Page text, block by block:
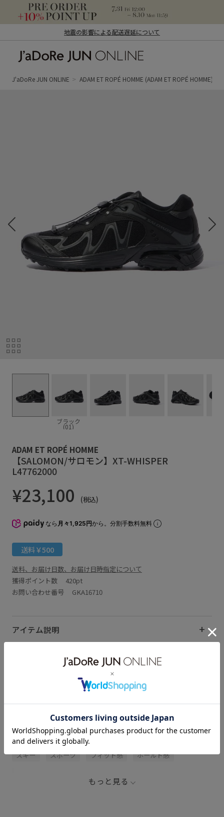
地震の影響による配送遅延について
ン オンライン）
J'aDoRe JUN ONLINE ADAM ET ROPÉ HOMME (ADAM ET ROPÉ HOMME)
ブラック
(01)
ADAM ET ROPÉ HOMME
【SALOMON/サロモン】XT-WHISPER
L47762000
¥23,100 (税込)
なら 月々1,925円から。分割手数料無料
送料￥500
送料、お届け日数、お届け日時指定について
獲得ポイント数 420pt
お問い合わせ番号 GKA16710
アイテム説明
サイズ・素材・お手入れ方法
関連タグ
SALOMON アウトドア インソール コントラスト
スキー スポーツ フィット感 ホールド感
もっと見る